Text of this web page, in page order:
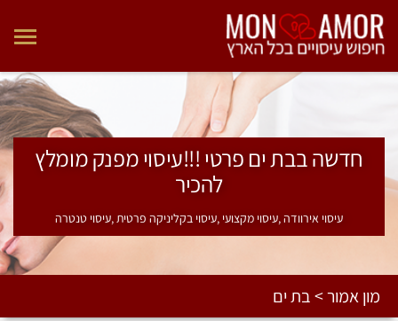
חדשה בבת ים פרטי !!!עיסוי מפנק מומלץ
להכיר
עיסוי אירוודה ,עיסוי מקצועי ,עיסוי בקליניקה פרטית ,עיסוי טנטרה
מון אמור > בת ים